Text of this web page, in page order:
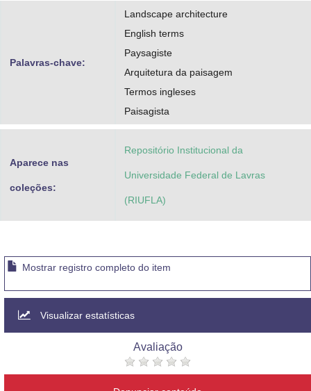
Palavras-chave:
Landscape architecture
English terms
Paysagiste
Arquitetura da paisagem
Termos ingleses
Paisagista
Aparece nas
coleções:
Repositório Institucional da
Universidade Federal de Lavras
(RIUFLA)
Mostrar registro completo do item
Visualizar estatísticas
Avaliação